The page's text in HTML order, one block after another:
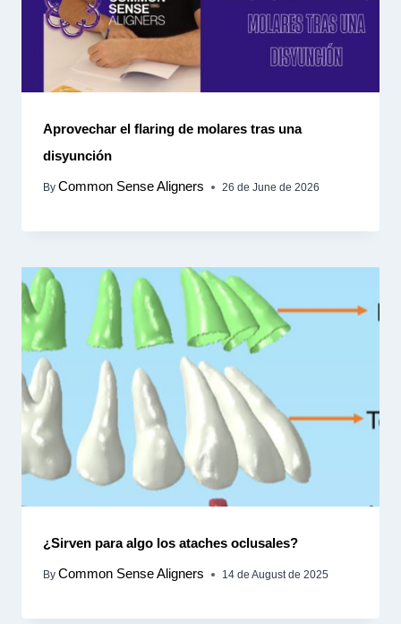
Aprovechar el flaring de molares tras una
disyunción
By Common Sense Aligners 26 de June de 2026
¿Sirven para algo los ataches oclusales?
By Common Sense Aligners 14 de August de 2025